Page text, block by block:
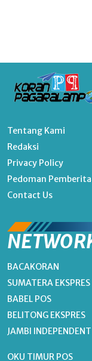
Tentang Kami
Redaksi
Privacy Policy
Pedoman
Contact Us
BACAKORAN
SUMATERA EKSPRES
BABEL POS
BELITONG EKSPRES
JAMBI INDEPENDENT
OKU TIMUR POS